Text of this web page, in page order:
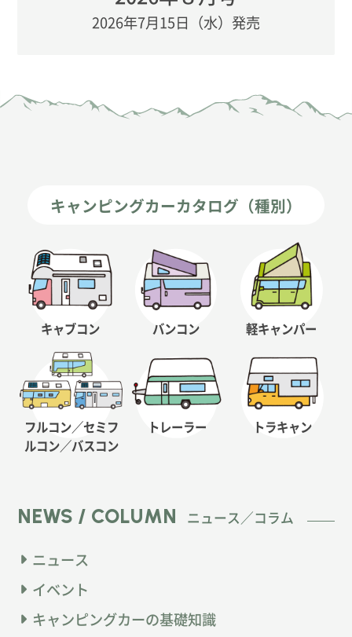
2026年7月15日（水）発売
キャンピングカーカタログ（種別）
キャブコン バンコン 軽キャンパー
フルコン／セミフ
ルコン／バスコン
トレーラー トラキャン
NEWS / COLUMN ニュース／コラム
ニュース
イベント
キャンピングカーの基礎知識